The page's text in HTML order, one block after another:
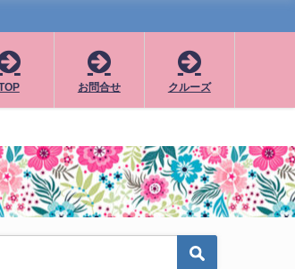
お問合せ クルーズ